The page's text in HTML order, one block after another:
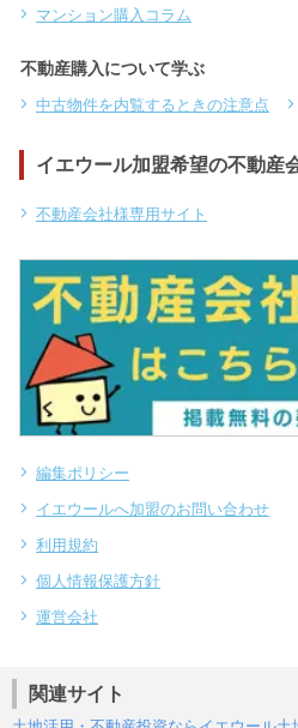
マンション購入コラム
不動産購入について学ぶ
中古物件を内覧するときの注意点
イエウール加盟希望の不動産
不動産会社様専用サイト
編集ポリシー
イエウールへ加盟のお問い合わせ
利用規約
個人情報保護方針
運営会社
関連サイト